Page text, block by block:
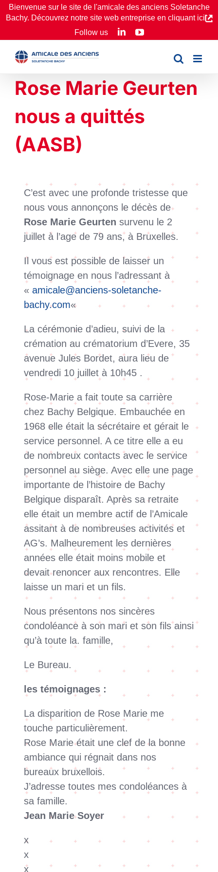
Passer
au
Bienvenue sur le site de l'amicale des anciens Soletanche
Bachy. Découvrez notre site web entreprise en cliquant ici
Follow us
LinkedInYouTube
Rose Marie Geurten
nous a quittés
(AASB)
C’est avec une profonde tristesse que
nous vous annonçons le décès de
Rose Marie Geurten survenu le 2
juillet à l’age de 79 ans, à Bruxelles.
Il vous est possible de laisser un
témoignage en nous l’adressant à
«amicale@anciens-soletanche-
bachy.com«
La cérémonie d’adieu, suivi de la
crémation au crématorium d’Evere, 35
avenue Jules Bordet, aura lieu de
vendredi 10 juillet à 10h45 .
Rose-Marie a fait toute sa carrière
chez Bachy Belgique. Embauchée en
1968 elle était la sécrétaire et gérait le
service personnel. A ce titre elle a eu
de nombreux contacts avec le service
personnel au siège. Avec elle une page
importante de l’histoire de Bachy
Belgique disparaît. Après sa retraite
elle était un membre actif de l’Amicale
assitant à de nombreuses activités et
AG’s. Malheurement les dernières
années elle était moins mobile et
devait renoncer aux rencontres. Elle
laisse un mari et un fils.
Nous présentons nos sincères
condoléance à son mari et son fils ainsi
qu’à toute la. famille,
Le Bureau.
les témoignages :
La disparition de Rose Marie me
touche particulièrement.
Rose Marie était une clef de la bonne
ambiance qui régnait dans nos
bureaux bruxellois.
J’adresse toutes mes condoléances à
sa famille.
Jean Marie Soyer
x
x
x